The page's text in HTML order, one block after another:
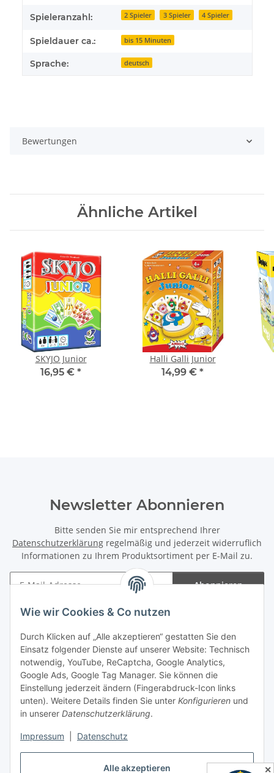
Alle akzeptieren
Wie wir Cookies & Co nutzen
Durch Klicken auf „Alle akzeptieren“ gestatten Sie den
Einsatz folgender Dienste auf unserer Website: Technisch
notwendig, YouTube, ReCaptcha, Google Analytics,
Google Ads, Google Tag Manager. Sie können die
Einstellung jederzeit ändern (Fingerabdruck-Icon links
unten). Weitere Details finden Sie unter Konfigurieren und
in unserer Datenschutzerklärung.
Impressum Datenschutz
Spieleranzahl: 2 Spieler 3 Spieler 4 Spieler
Spieldauer ca.: bis 15 Minuten
Sprache: deutsch
Bewertungen
Ähnliche Artikel
SKYJO Junior
16,95 € *
Halli Galli Junior
14,99 € *
Newsletter Abonnieren
Bitte senden Sie mir entsprechend Ihrer
Datenschutzerklärung regelmäßig und jederzeit widerruflich
Informationen zu Ihrem Produktsortiment per E-Mail zu.
Abonnieren
Gesetzliche Informationen
Spieletreffs in Jülich & Umgebung
✕